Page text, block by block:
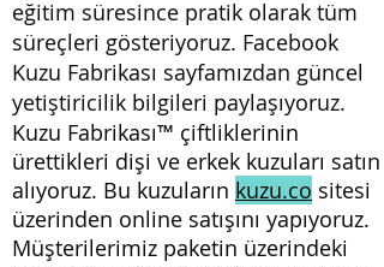
eğitim süresince pratik olarak tüm
süreçleri gösteriyoruz. Facebook
Kuzu Fabrikası sayfamızdan güncel
yetiştiricilik bilgileri paylaşıyoruz.
Kuzu Fabrikası™ çiftliklerinin
ürettikleri dişi ve erkek kuzuları satın
alıyoruz. Bu kuzuların kuzu.co sitesi
üzerinden online satışını yapıyoruz.
Müşterilerimiz paketin üzerindeki